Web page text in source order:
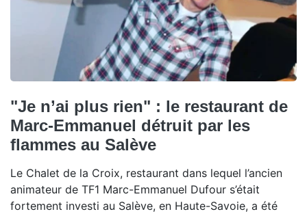
"Je n’ai plus rien" : le restaurant de
Marc-Emmanuel détruit par les
flammes au Salève
Le Chalet de la Croix, restaurant dans lequel l’ancien
animateur de TF1 Marc-Emmanuel Dufour s’était
fortement investi au Salève, en Haute-Savoie, a été